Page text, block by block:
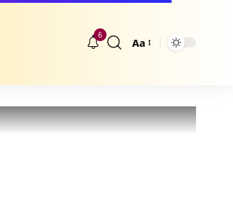
6
Größenänderung
Aa